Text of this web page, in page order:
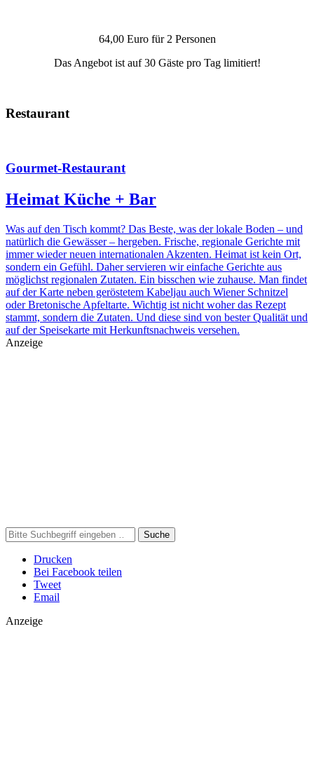
64,00 Euro für 2 Personen
Das Angebot ist auf 30 Gäste pro Tag limitiert!
Restaurant
Gourmet-Restaurant
Heimat Küche + Bar
Was auf den Tisch kommt? Das Beste, was der lokale Boden – und
natürlich die Gewässer – hergeben. Frische, regionale Gerichte mit
immer wieder neuen internationalen Akzenten. Heimat ist kein Ort,
sondern ein Gefühl. Daher servieren wir einfache Gerichte aus
möglichst regionalen Zutaten. Ein bisschen wie zuhause. Man findet
auf der Karte neben geröstetem Kabeljau auch Wiener Schnitzel
oder Bretonische Apfeltarte. Wichtig ist nicht woher das Rezept
stammt, sondern die Zutaten. Und diese sind von bester Qualität und
auf der Speisekarte mit Herkunftsnachweis versehen.
Anzeige
Suche
Drucken
Bei Facebook teilen
Tweet
Email
Anzeige